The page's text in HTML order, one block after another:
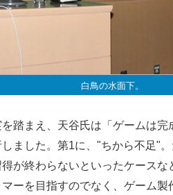
白鳥の水面下。
踏まえ、天谷氏は「ゲームは
ました。第1に、"ちから不足"
が終わらないといったケース
ーを目指すのでなく、ゲーム